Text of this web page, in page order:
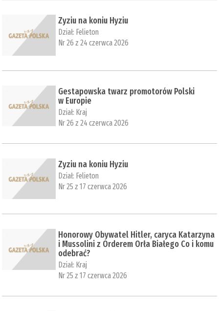
Zyziu na koniu Hyziu
Dział: Felieton
Nr 26 z 24 czerwca 2026
Gestapowska twarz promotorów Polski
w Europie
Dział: Kraj
Nr 26 z 24 czerwca 2026
Zyziu na koniu Hyziu
Dział: Felieton
Nr 25 z 17 czerwca 2026
Honorowy Obywatel Hitler, caryca Katarzyna
i Mussolini z Orderem Orła Białego Co i komu
odebrać?
Dział: Kraj
Nr 25 z 17 czerwca 2026